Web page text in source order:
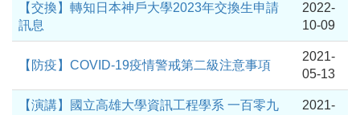
【交換】轉知日本神戶大學2023年交換生申請
訊息
2022-
10-09
【防疫】COVID-19疫情警戒第二級注意事項
2021-
05-13
【演講】國立高雄大學資訊工程學系 一百零九
2021-